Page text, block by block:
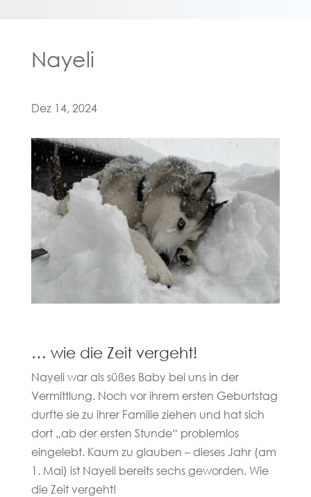
Nayeli
Dez 14, 2024
… wie die Zeit vergeht!
Nayeli war als süßes Baby bei uns in der
Vermittlung. Noch vor ihrem ersten Geburtstag
durfte sie zu ihrer Familie ziehen und hat sich
dort „ab der ersten Stunde“ problemlos
eingelebt. Kaum zu glauben – dieses Jahr (am
1. Mai) ist Nayeli bereits sechs geworden. Wie
die Zeit vergeht!